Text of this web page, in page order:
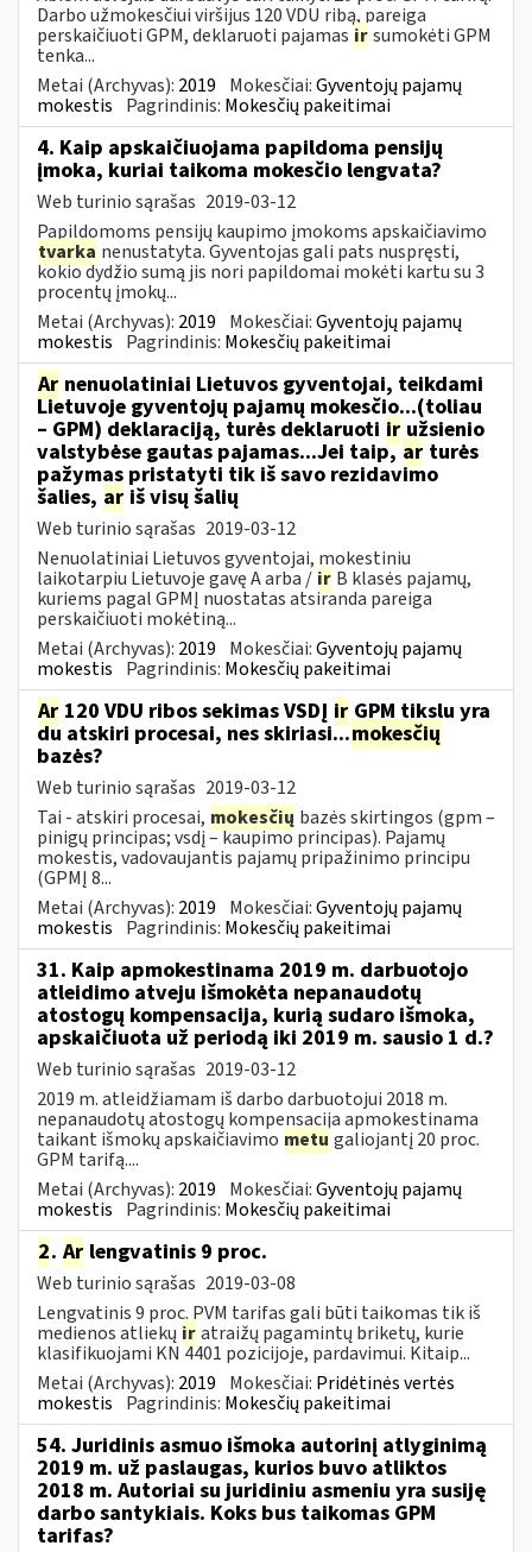
Darbo užmokesčiui viršijus 120 VDU ribą, pareiga
perskaičiuoti GPM, deklaruoti pajamas irsumokėti GPM
tenka...
Metai (Archyvas): 2019 Mokesčiai:Gyventojų pajamų
mokestis Pagrindinis: Mokesčių pakeitimai
4. Kaip apskaičiuojama papildoma pensijų
įmoka, kuriai taikoma mokesčio lengvata?
Web turinio sąrašas 2019-03-12
Papildomoms pensijų kaupimo įmokoms apskaičiavimo
tvarka nenustatyta. Gyventojas gali pats nuspręsti,
kokio dydžio sumą jis nori papildomai mokėti kartu su 3
procentų įmokų...
Metai (Archyvas): 2019 Mokesčiai:Gyventojų pajamų
mokestis Pagrindinis: Mokesčių pakeitimai
Ar nenuolatiniai Lietuvos gyventojai, teikdami
Lietuvoje gyventojų pajamų mokesčio...(toliau
– GPM) deklaraciją, turės deklaruoti ir užsienio
valstybėse gautas pajamas...Jei taip,ar turės
pažymas pristatyti tik iš savo rezidavimo
šalies, ar iš visų šalių
Web turinio sąrašas 2019-03-12
Nenuolatiniai Lietuvos gyventojai, mokestiniu
laikotarpiu Lietuvoje gavę A arba / ir B klasės pajamų,
kuriems pagal GPMĮ nuostatas atsiranda pareiga
perskaičiuoti mokėtiną...
Metai (Archyvas): 2019 Mokesčiai:Gyventojų pajamų
mokestis Pagrindinis: Mokesčių pakeitimai
Ar 120 VDU ribos sekimas VSDĮ ir GPM tikslu yra
du atskiri procesai, nes skiriasi...mokesčių
bazės?
Web turinio sąrašas 2019-03-12
Tai - atskiri procesai, mokesčių bazės skirtingos (gpm –
pinigų principas; vsdį – kaupimo principas). Pajamų
mokestis, vadovaujantis pajamų pripažinimo principu
(GPMĮ 8...
Metai (Archyvas): 2019 Mokesčiai:Gyventojų pajamų
mokestis Pagrindinis: Mokesčių pakeitimai
31. Kaip apmokestinama 2019 m. darbuotojo
atleidimo atveju išmokėta nepanaudotų
atostogų kompensacija, kurią sudaro išmoka,
apskaičiuota už periodą iki 2019 m. sausio 1 d.?
Web turinio sąrašas 2019-03-12
2019 m. atleidžiamam iš darbo darbuotojui 2018 m.
nepanaudotų atostogų kompensacija apmokestinama
taikant išmokų apskaičiavimo metu galiojantį 20 proc.
GPM tarifą....
Metai (Archyvas): 2019 Mokesčiai:Gyventojų pajamų
mokestis Pagrindinis: Mokesčių pakeitimai
2. Ar lengvatinis 9 proc.
Web turinio sąrašas 2019-03-08
Lengvatinis 9 proc. PVM tarifas gali būti taikomas tik iš
medienos atliekų iratraižų pagamintų briketų, kurie
klasifikuojami KN 4401 pozicijoje, pardavimui. Kitaip...
Metai (Archyvas): 2019 Mokesčiai: Pridėtinės vertės
mokestis Pagrindinis: Mokesčių pakeitimai
54. Juridinis asmuo išmoka autorinį atlyginimą
2019 m. už paslaugas, kurios buvo atliktos
2018 m. Autoriai su juridiniu asmeniu yra susiję
darbo santykiais. Koks bus taikomas GPM
tarifas?